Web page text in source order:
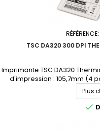
RÉFÉRENCE:
TSC DA320 300 DPI
Imprimante TSC DA320
d'impression : 105,7mm (4
DemandezPlus
